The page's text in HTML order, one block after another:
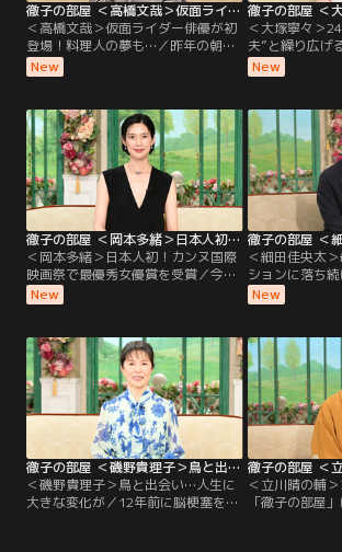
徹子の部屋 ＜高橋文哉＞仮面ライダー俳優が初登場！料理人の夢も…（2026/08/06放送分）
＜高橋文哉＞仮面ライダー俳優が初
登場！料理人の夢も…／昨年の朝ド
ラ「あんぱん」に出演し話題になっ
た若手実力派俳優の高橋文哉さんが
ワン」で令和初の仮面ライダーに抜
擢されて俳優デビューし、子どもた
ちから大人気に！特別に変身ポーズ
を披露してもらう一幕も！朝ドラ出
演の反響や、撮影での苦労について
も伺う。
New
＜大塚寧々＞
夫”と繰り広げ
なんと24年ぶ
る独特の魅力で
さんは黒柳と
自慢の後輩！現
んの初出演は
に“太っていた
2002年に結婚
誠一さん。
New
徹子の部屋 ＜岡本多緒＞日本人初！カンヌ国際映画祭で最優秀女優賞を受賞（2026/08/04放送分）
＜岡本多緒＞日本人初！カンヌ国際
映画祭で最優秀女優賞を受賞／今日
のゲストは、モデル・俳優として世
界で活躍する岡本多緒さん。映画
初となるカンヌ国際映画祭の最優秀
女優賞を受賞する快挙を成し遂げ
た。パリ、ニューヨーク、ミラノ、
ロンドンの世界4大コレクションで
活躍するトップモデルだが…。
New
＜細田佳央太
ションに落ち
マや朝ドラなど
し、注目を集め
ドラ「あんぱん
うする家康」
だ細田さんだが
「テレビの中
能界入りしたと
New
徹子の部屋 ＜磯野貴理子＞鳥と出会い…人生に大きな変化が（2026/07/31放送分）
＜磯野貴理子＞鳥と出会い…人生に
大きな変化が／12年前に脳梗塞を経
＜立川晴の輔
「徹子の部屋